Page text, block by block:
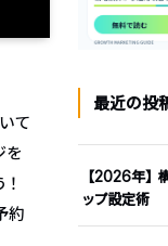
て
約
最近の投
【2026年】
ップ設定術